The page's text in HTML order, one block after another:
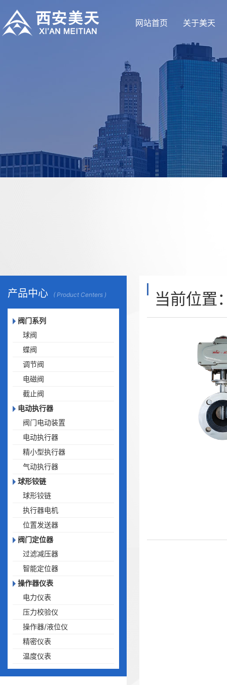
网站首页 关于美天
产品中心 ( Product Centers )
阀门系列
球阀
蝶阀
调节阀
电磁阀
截止阀
电动执行器
阀门电动装置
电动执行器
精小型执行器
气动执行器
球形铰链
球形铰链
执行器电机
位置发送器
阀门定位器
过滤减压器
智能定位器
操作器仪表
电力仪表
压力校验仪
操作器/液位仪
精密仪表
温度仪表
当前位置